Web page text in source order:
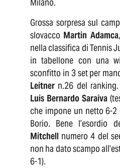
Milano.
Grossa sorpresa sul
slovacco Martin Adamca
nella classifica di Tennis
in tabellone con una
sconfitto in 3 set per
Leitner n.26 del
Luis Bernardo Saraiva
che impone un netto 6-2
Borio. Bene l’esordio
Mitchell numero 4 del
non ha dato scampo
6-1).